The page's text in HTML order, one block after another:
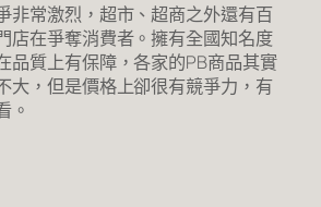
非常激烈，超市、超商之外還有百
店在爭奪消費者。擁有全國知名度
品質上有保障，各家的PB商品其實
大，但是價格上卻很有競爭力，有
。